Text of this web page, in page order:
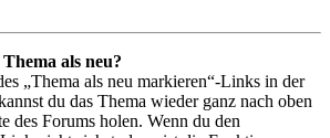
als neu?
„Thema als neu markieren“-Links in der
du das Thema wieder ganz nach oben
des Forums holen. Wenn du den